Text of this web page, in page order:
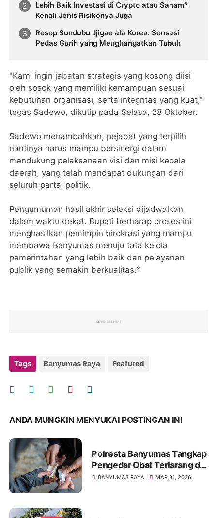
Lebih Baik Investasi di Crypto atau Saham?
Kenali Jenis Risikonya Juga
Resep Sundubu Jjigae ala Korea: Sensasi
Pedas Gurih yang Menghangatkan Tubuh
"Kami ingin jabatan strategis yang kosong diisi
oleh sosok yang memiliki kemampuan sesuai
kebutuhan organisasi, serta integritas yang kuat,"
tegas Sadewo, dikutip pada Selasa, 28 Oktober.
Sadewo menambahkan, pejabat yang terpilih
nantinya harus mampu bersinergi dalam
mendukung pelaksanaan visi dan misi kepala
daerah, yang telah mendapat dukungan dari
seluruh partai politik.
Pengumuman hasil akhir seleksi dijadwalkan
dalam waktu dekat. Bupati berharap proses ini
menghasilkan pemimpin birokrasi yang mampu
membawa Banyumas menuju tata kelola
pemerintahan yang lebih baik dan pelayanan
publik yang semakin berkualitas.*
Tags Banyumas Raya Featured
ANDA MUNGKIN MENYUKAI POSTINGAN INI
Polresta Banyumas Tangkap
Pengedar Obat Terlarang di
Wangon, 1.055 Butir
BANYUMAS RAYA MAR 31, 2026